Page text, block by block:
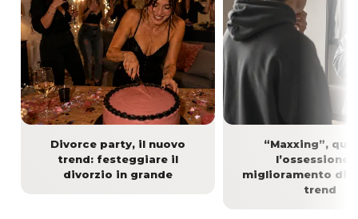
Divorce party, il nuovo
trend: festeggiare il
divorzio in grande
“Maxxing”,
l’ossessione
miglioramento
trend